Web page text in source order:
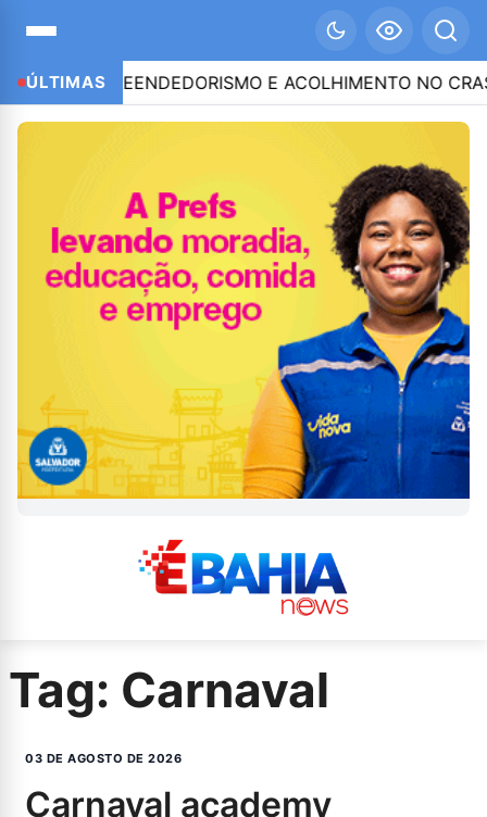
ÚLTIMAS
EMPREENDEDORISMO E ACOLHIMENTO NO CRAS
Tag: Carnaval
03 DE AGOSTO DE 2026
carnaval academy